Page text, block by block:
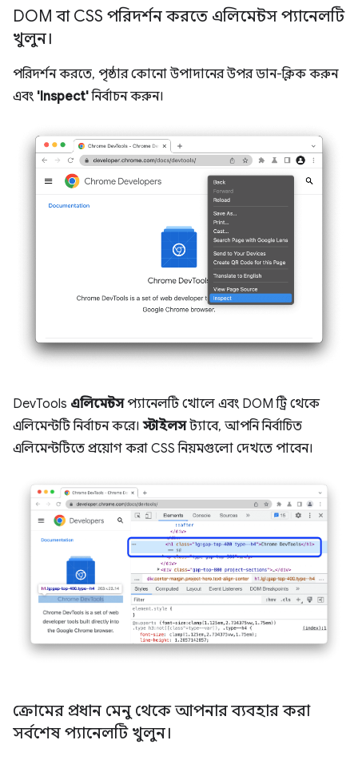
DOM বা CSS পরিদর্শন করতে এলিমেন্টস প্যানেলটি
খুলুন।
পরিদর্শন করতে, পৃষ্ঠার কোনো উপাদানের উপর ডান-ক্লিক করুন
এবং 'Inspect'নির্বাচন করুন।
DevTools এলিমেন্টসপ্যানেলটি খোলে এবং DOM ট্রি থেকে
এলিমেন্টটি নির্বাচন করে।স্টাইলসট্যাবে, আপনি নির্বাচিত
এলিমেন্টটিতে প্রয়োগ করা CSS নিয়মগুলো দেখতে পাবেন।
ক্রোমের প্রধান মেনু থেকে আপনার ব্যবহার করা
সর্বশেষ প্যানেলটি খুলুন।